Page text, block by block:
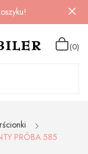
(0)
PRÓBA 585